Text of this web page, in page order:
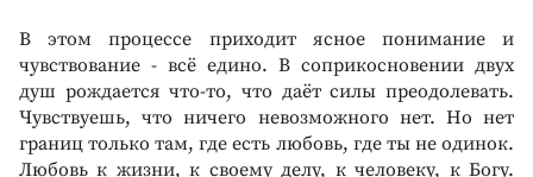
В этом процессе приходит ясное понимание и
чувствование - всё едино. В соприкосновении двух
душ рождается что-то, что даёт силы преодолевать.
Чувствуешь, что ничего невозможного нет. Но нет
границ только там, где есть любовь, где ты не одинок.
Любовь к жизни, к своему делу, к человеку, к Богу.